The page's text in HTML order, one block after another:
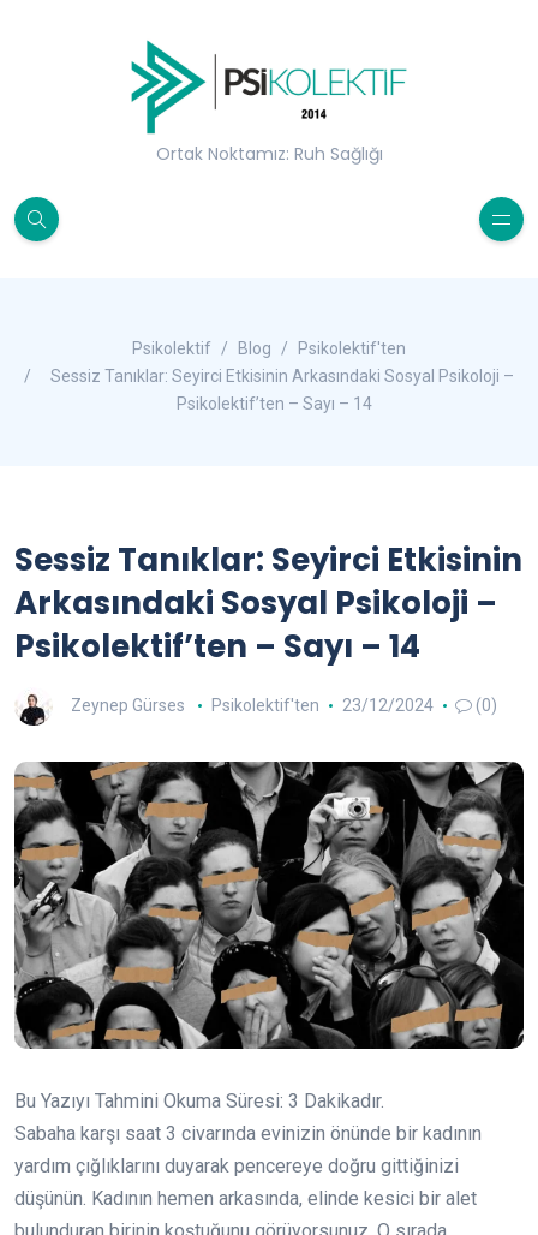
Ortak Noktamız: Ruh Sağlığı
Psikolektif Blog
Psikolektif'ten
Sessiz Tanıklar: Seyirci Etkisinin Arkasındaki Sosyal Psikoloji –
Psikolektif’ten – Sayı – 14
Sessiz Tanıklar: Seyirci Etkisinin
Arkasındaki Sosyal Psikoloji –
Psikolektif’ten – Sayı – 14
Zeynep Gürses Psikolektif'ten 23/12/2024 (0)
Bu Yazıyı Tahmini Okuma Süresi: 3 Dakikadır.
Sabaha karşı saat 3 civarında evinizin önünde bir kadının
yardım çığlıklarını duyarak pencereye doğru gittiğinizi
düşünün. Kadının hemen arkasında, elinde kesici bir alet